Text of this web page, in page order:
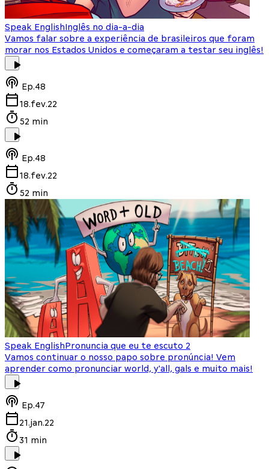
Speak EnglishInglês no dia-a-dia
Vamos falar sobre a experiência de brasileiros que foram
morar nos Estados Unidos e começaram a testar seu inglês!
Ep.48
18.fev.22
52 min
Ep.48
18.fev.22
52 min
Speak EnglishPronuncia que eu te escuto 2
Vamos continuar o nosso papo sobre pronúncia! Vem
aprender como pronunciar world, y'all, gals e muito mais!
Ep.47
21.jan.22
31 min